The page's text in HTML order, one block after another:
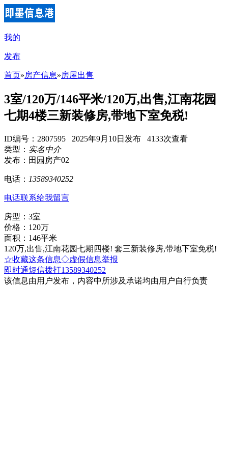
我的
发布
首页»房产信息»房屋出售
3室/120万/146平米/120万,出售,江南花园
七期4楼三新装修房,带地下室免税!
ID编号：2807595 2025年9月10日发布 4133次查看
类型： 实名中介
发布：田园房产02
电话： 13589340252
电话联系给我留言
房型：3室
价格：120万
面积：146平米
120万,出售,江南花园七期四楼! 套三新装修房,带地下室免税!
☆收藏这条信息◇虚假信息举报
即时通短信拨打13589340252
该信息由用户发布，内容中所涉及承诺均由用户自行负责